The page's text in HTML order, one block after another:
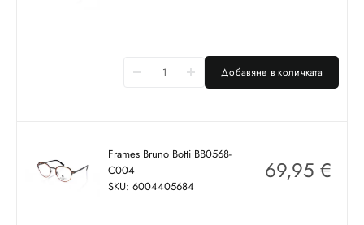
Добавяне в количката
Frames Bruno Botti BB0568-
C004
SKU: 6004405684
69,95 €